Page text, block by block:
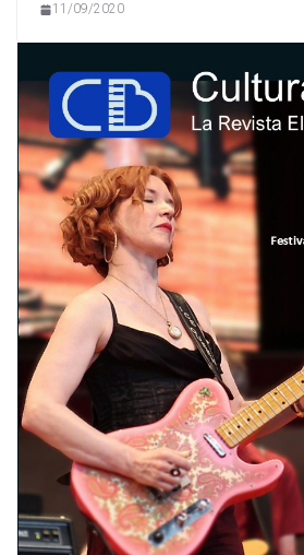
11/09/2020